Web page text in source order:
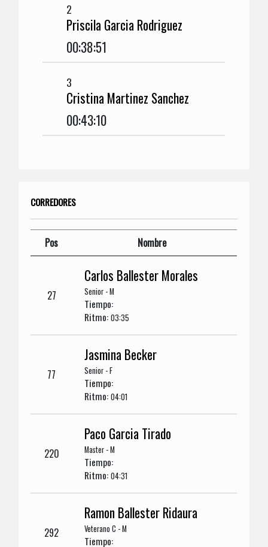
2
Priscila Garcia Rodriguez
00:38:51
3
Cristina Martinez Sanchez
00:43:10
CORREDORES
Pos Nombre
27
Carlos Ballester Morales
Senior - M
Tiempo:
Ritmo:03:35
77
Jasmina Becker
Senior - F
Tiempo:
Ritmo:04:01
220
Paco Garcia Tirado
Master - M
Tiempo:
Ritmo:04:31
292
Ramon Ballester Ridaura
Veterano C - M
Tiempo: